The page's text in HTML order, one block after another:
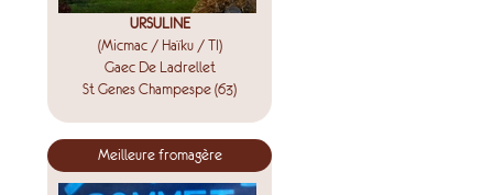
URSULINE
(Micmac / Haïku / TI)
Gaec De Ladrellet
St Genes Champespe (63)
Meilleure fromagère